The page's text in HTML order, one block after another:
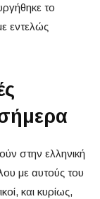
το
εντελώς
σήμερα
στην ελληνική
με αυτούς του
και κυρίως,